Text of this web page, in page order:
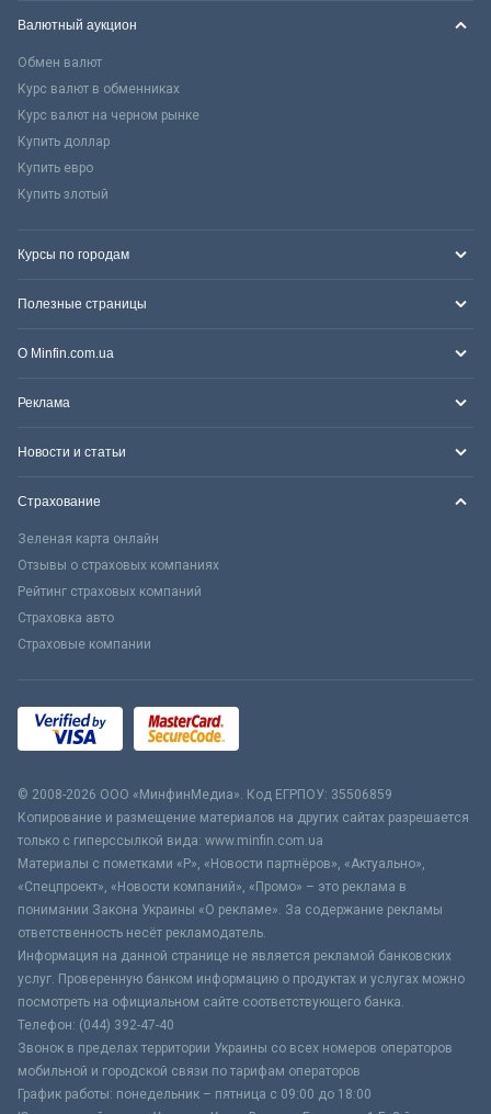
Валютный аукцион
Обмен валют
Курс валют в обменниках
Курс валют на черном рынке
Купить доллар
Купить евро
Купить злотый
Курсы по городам
Полезные страницы
О Minfin.com.ua
Реклама
Новости и статьи
Страхование
Зеленая карта онлайн
Отзывы о страховых компаниях
Рейтинг страховых компаний
Страховка авто
Страховые компании
© 2008-2026 ООО «МинфинМедиа». Код ЕГРПОУ: 35506859
Копирование и размещение материалов на других сайтах разрешается
только с гиперссылкой вида: www.minfin.com.ua
Материалы с пометками «Р», «Новости партнёров», «Актуально»,
«Спецпроект», «Новости компаний», «Промо» – это реклама в
понимании Закона Украины «О рекламе». За содержание рекламы
ответственность несёт рекламодатель.
Информация на данной странице не является рекламой банковских
услуг. Проверенную банком информацию о продуктах и услугах можно
посмотреть на официальном сайте соответствующего банка.
Телефон: (044) 392-47-40
Звонок в пределах территории Украины со всех номеров операторов
мобильной и городской связи по тарифам операторов
График работы: понедельник – пятница с 09:00 до 18:00